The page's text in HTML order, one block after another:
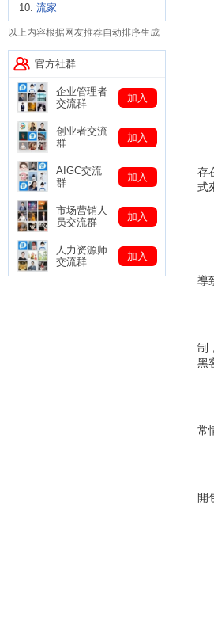
存
式
導
制
黑
常
開
流家
以上内容根据网友推荐自动排序生成
官方社群
企业管理者
交流群
加入
创业者交流
群
加入
AIGC交流
群
加入
市场营销人
员交流群
加入
人力资源师
交流群
加入